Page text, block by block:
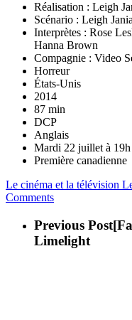
Réalisation : Leigh
Scénario : Leigh
Interprètes : Rose
Hanna Brown
Compagnie : Video
Horreur
États-Unis
2014
87 min
DCP
Anglais
Mardi 22 juillet à
Première canadienne
Le cinéma et la télévision
Comments
Previous Post
Limelight